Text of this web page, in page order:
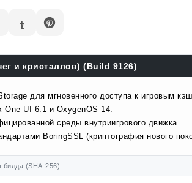
и кристаллов) (Build 9126)
для мгновенного доступа к игровым
One UI 6.1 и OxygenOS 14.
среды внутриигрового движка.
BoringSSL (криптография нового
(SHA-256).